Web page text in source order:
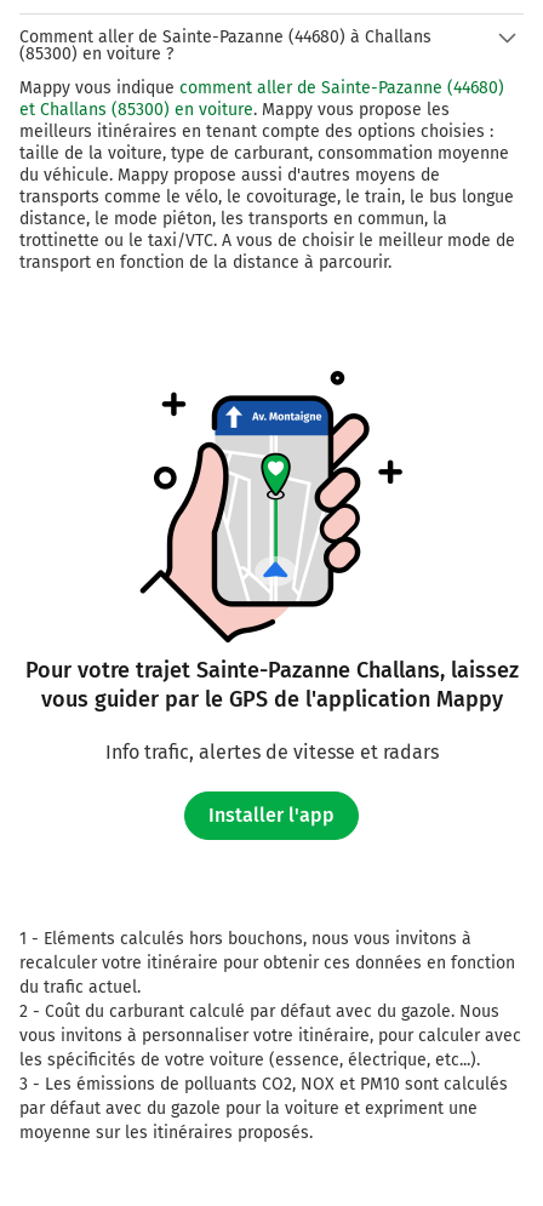
Comment aller de Sainte-Pazanne (44680) à Challans
(85300) en voiture ?
Mappy vous indique comment aller de Sainte-Pazanne (44680)
et Challans (85300) en voiture. Mappy vous propose les
meilleurs itinéraires en tenant compte des options choisies :
taille de la voiture, type de carburant, consommation moyenne
du véhicule. Mappy propose aussi d'autres moyens de
transports comme le vélo, le covoiturage, le train, le bus longue
distance, le mode piéton, les transports en commun, la
trottinette ou le taxi/VTC. A vous de choisir le meilleur mode de
transport en fonction de la distance à parcourir.
Pour votre trajet Sainte-Pazanne Challans, laissez
vous guider par le GPS de l'application Mappy
Info trafic, alertes de vitesse et radars
Installer l'app
1 - Eléments calculés hors bouchons, nous vous invitons à
recalculer votre itinéraire pour obtenir ces données en fonction
du trafic actuel.
2 - Coût du carburant calculé par défaut avec du gazole. Nous
vous invitons à personnaliser votre itinéraire, pour calculer avec
les spécificités de votre voiture (essence, électrique, etc...).
3 - Les émissions de polluants CO2, NOX et PM10 sont calculés
par défaut avec du gazole pour la voiture et expriment une
moyenne sur les itinéraires proposés.